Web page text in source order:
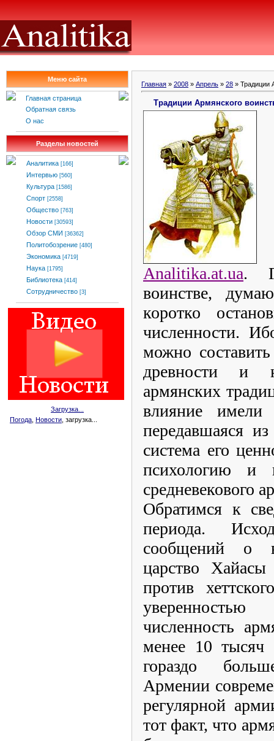
Меню сайта
Главная страница
Обратная связь
О нас
Разделы новостей
Аналитика [166]
Интервью [560]
Культура [1586]
Спорт [2558]
Общество [763]
Новости [30593]
Обзор СМИ [36362]
Политобозрение [480]
Экономика [4719]
Наука [1795]
Библиотека [414]
Сотрудничество [3]
Загрузка...
Погода Новости , загрузка...
Главная » 2008 » Апрель » 28 » Традиции
Традиции Армянского
Analitika.at.ua.
воинстве, думаю
коротко
численности.
можно
древностии
армянских
влияние имели
передавшаяся
система его
психологию и
средневекового
Обратимся к
периода.
сообщений о
царство
против
численность
менее 10 тысяч
гораздо
Армении
регулярной
тот факт, что